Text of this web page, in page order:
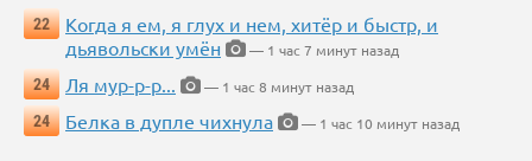
22
Когда я ем, я глух и нем, хитёр и быстр, и
дьявольски умён
— 1 час 7 минут назад
24
Ля мур-р-р...
— 1 час 8 минут назад
24
Белка в дупле чихнула — 1 час 10 минут назад